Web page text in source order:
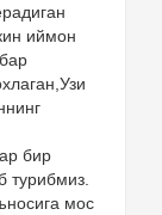
иймон
бир
турибмиз.
мос